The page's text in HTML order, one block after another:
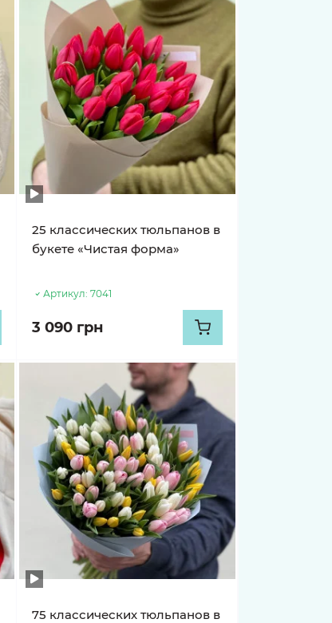
25 классических тюльпанов в
букете «Чистая форма»
Артикул: 7041
3 090 грн
75 классических тюльпанов в